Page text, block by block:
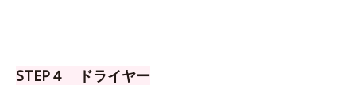
STEP４ ドライヤー